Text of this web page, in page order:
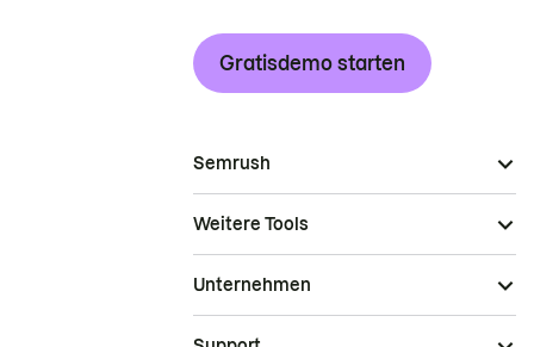
Gratisdemo starten
Semrush
Weitere Tools
Unternehmen